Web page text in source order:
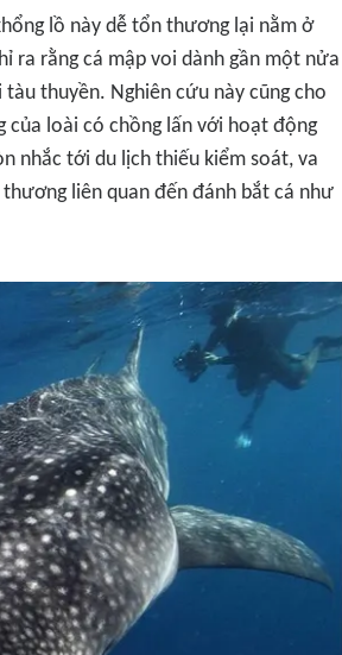
lồ này dễ tổn thương lại nằm ở
ra rằng cá mập voi dành gần một nửa
thuyền. Nghiên cứu này cũng cho
của loài có chồng lấn với hoạt động
nhắc tới du lịch thiếu kiểm soát, va
liên quan đến đánh bắt cá như